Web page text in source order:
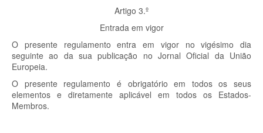
Artigo 3.º
Entrada em vigor
O presente regulamento entra em vigor no vigésimo dia
seguinte ao da sua publicação no Jornal Oficial da União
Europeia.
O presente regulamento é obrigatório em todos os seus
elementos e diretamente aplicável em todos os Estados-
Membros.